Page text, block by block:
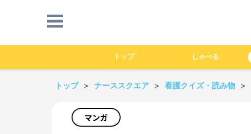
トップ しゃべる
トップ ＞ ナーススクエア ＞ 看護クイズ・読み物 ＞
マンガ